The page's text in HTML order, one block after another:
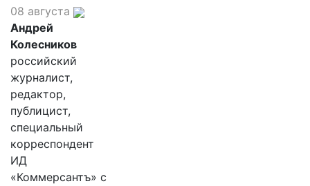
08 августа
Андрей
Колесников
российский
журналист,
редактор,
публицист,
специальный
корреспондент
ИД
«Коммерсантъ» с